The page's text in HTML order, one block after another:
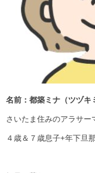
名前：都築ミナ（ツヅキ
さいたま住みのアラサー
４歳＆７歳息子+年下旦